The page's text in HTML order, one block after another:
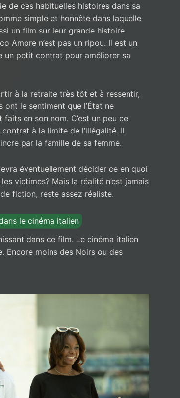
de ces habituelles histoires dans sa
simple et honnête dans laquelle
un film sur leur grande histoire
Amore n’est pas un ripou. Il est un
un petit contrat pour améliorer sa
à la retraite très tôt et à ressentir,
le sentiment que l’État ne
en son nom. C’est un peu ce
à la limite de l’illégalité. Il
par la famille de sa femme.
éventuellement décider ce en quoi
victimes? Mais la réalité n’est jamais
fiction, reste assez réaliste.
le cinéma italien
dans ce film. Le cinéma italien
Encore moins des Noirs ou des